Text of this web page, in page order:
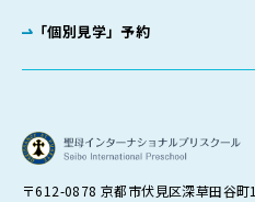
「個別見学」予約
〒612-0878 京都市伏見区深草田谷町1